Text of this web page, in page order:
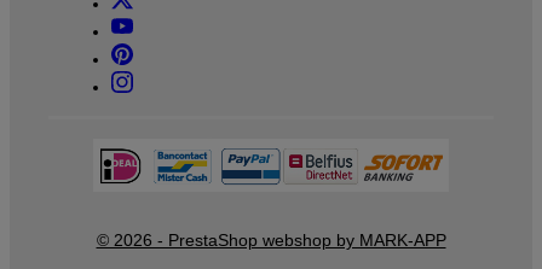
© 2026 - PrestaShop webshop by MARK-APP